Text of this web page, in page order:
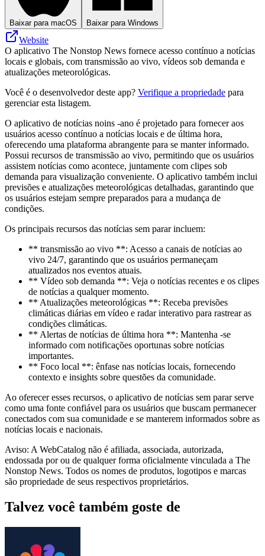
Baixar para macOS Baixar para Windows
Website
O aplicativo The Nonstop News fornece acesso contínuo a notícias
locais e globais, com transmissão ao vivo, vídeos sob demanda e
atualizações meteorológicas.
Você é o desenvolvedor deste app? Verifique a propriedade para
gerenciar esta listagem.
O aplicativo de notícias noins -ano é projetado para fornecer aos
usuários acesso contínuo a notícias locais e de última hora,
oferecendo uma plataforma abrangente para se manter informado.
Possui recursos de transmissão ao vivo, permitindo que os usuários
assistem notícias como acontece, juntamente com clipes sob
demanda para visualização conveniente. O aplicativo também inclui
previsões e atualizações meteorológicas detalhadas, garantindo que
os usuários estejam sempre preparados para a mudança de
condições.
Os principais recursos das notícias sem parar incluem:
** transmissão ao vivo **: Acesso a canais de notícias ao
vivo 24/7, garantindo que os usuários permaneçam
atualizados nos eventos atuais.
** Vídeo sob demanda **: Veja o notícias recentes e os clipes
de notícias a qualquer momento.
** Atualizações meteorológicas **: Receba previsões
climáticas diárias em vídeo e radar interativo para rastrear as
condições climáticas.
** Alertas de notícias de última hora **: Mantenha -se
informado com notificações oportunas sobre notícias
importantes.
** Foco local **: ênfase nas notícias locais, fornecendo
contexto e insights sobre questões da comunidade.
Ao oferecer esses recursos, o aplicativo de notícias sem parar serve
como uma fonte confiável para os usuários que buscam permanecer
conectados com sua comunidade e se manterem informados sobre as
notícias locais e nacionais.
Aviso: A WebCatalog não é afiliada, associada, autorizada,
endossada por ou de qualquer forma oficialmente vinculada a The
Nonstop News. Todos os nomes de produtos, logotipos e marcas
são propriedade de seus respectivos proprietários.
Talvez você também goste de